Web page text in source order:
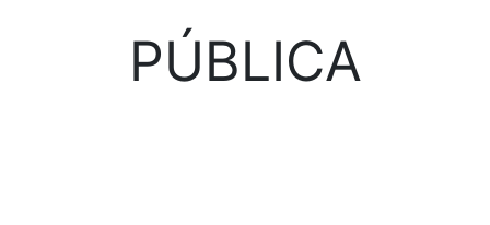
PÚBLICA